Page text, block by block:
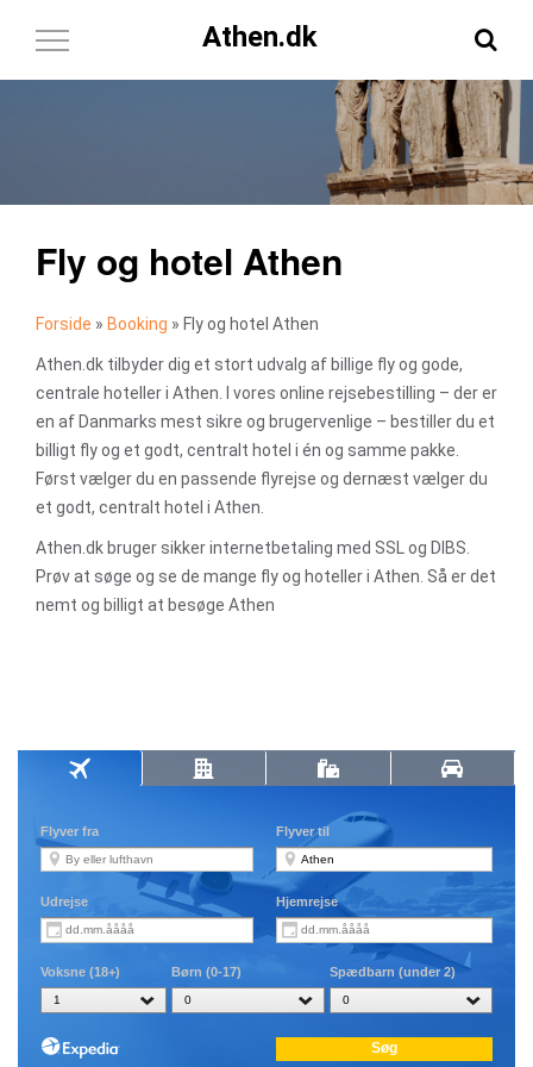
Athen.dk
Toggle
Fly og hotel Athen
Forside » Booking » Fly og hotel Athen
Athen.dk tilbyder dig et stort udvalg af billige fly og gode,
centrale hoteller i Athen. I vores online rejsebestilling – der er
en af Danmarks mest sikre og brugervenlige – bestiller du et
billigt fly og et godt, centralt hotel i én og samme pakke.
Først vælger du en passende flyrejse og dernæst vælger du
et godt, centralt hotel i Athen.
Athen.dk bruger sikker internetbetaling med SSL og DIBS.
Prøv at søge og se de mange fly og hoteller i Athen. Så er det
nemt og billigt at besøge Athen